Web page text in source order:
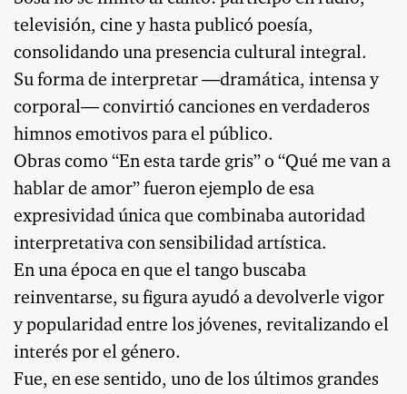
televisión, cine y hasta publicó poesía,
consolidando una presencia cultural integral.
Su forma de interpretar —dramática, intensa y
corporal— convirtió canciones en verdaderos
himnos emotivos para el público.
Obras como “En esta tarde gris” o “Qué me van a
hablar de amor” fueron ejemplo de esa
expresividad única que combinaba autoridad
interpretativa con sensibilidad artística.
En una época en que el tango buscaba
reinventarse, su figura ayudó a devolverle vigor
y popularidad entre los jóvenes, revitalizando el
interés por el género.
Fue, en ese sentido, uno de los últimos grandes